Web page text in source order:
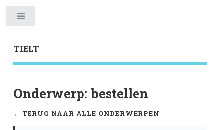
TIELT
Onderwerp: bestellen
← TERUG NAAR ALLE ONDERWERPEN